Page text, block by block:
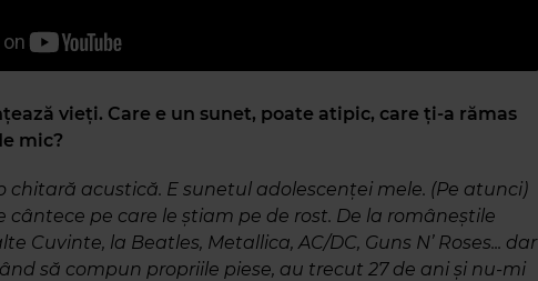
vieți. Care e un sunet, poate atipic, care ți-a rămas
mic?
chitară acustică. E sunetul adolescenței mele. (Pe atunci)
cântece pe care le știam pe de rost. De la româneștile
Cuvinte, la Beatles, Metallica, AC/DC, Guns N’ Roses... dar
să compun propriile piese, au trecut 27 de ani și nu-mi